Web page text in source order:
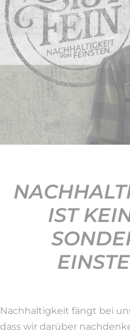
IST
Nachhaltigkeit fängt bei
dass wir darüber